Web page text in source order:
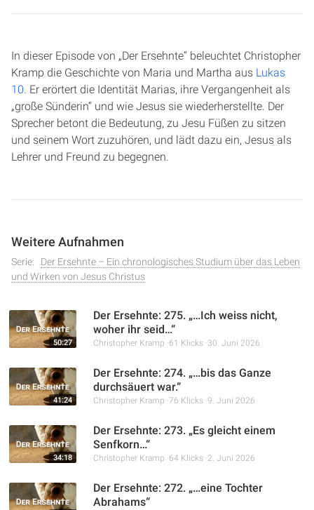
In dieser Episode von „Der Ersehnte“ beleuchtet Christopher
Kramp die Geschichte von Maria und Martha aus Lukas
10. Er erörtert die Identität Marias, ihre Vergangenheit als
„große Sünderin“ und wie Jesus sie wiederherstellte. Der
Sprecher betont die Bedeutung, zu Jesu Füßen zu sitzen
und seinem Wort zuzuhören, und lädt dazu ein, Jesus als
Lehrer und Freund zu begegnen.
Weitere Aufnahmen
Serie:
Der Ersehnte – Ein chronologisches Studium über das Leben
und Wirken von Jesus Christus
50:27
Der Ersehnte: 275. „…Ich weiss nicht,
woher ihr seid…“
Christopher Kramp 61 Klicks 30. Juni 2026
41:24
Der Ersehnte: 274. „…bis das Ganze
durchsäuert war.“
Christopher Kramp 76 Klicks 9. Juni 2026
34:18
Der Ersehnte: 273. „Es gleicht einem
Senfkorn…“
Christopher Kramp 64 Klicks 2. Juni 2026
Der Ersehnte: 272. „…eine Tochter
Abrahams“